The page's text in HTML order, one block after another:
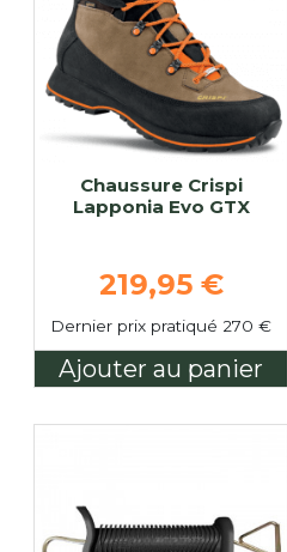
Chaussure Crispi
Lapponia Evo GTX
Prix de base
219,95 €
Dernier prix pratiqué 270 €
Ajouter au panier